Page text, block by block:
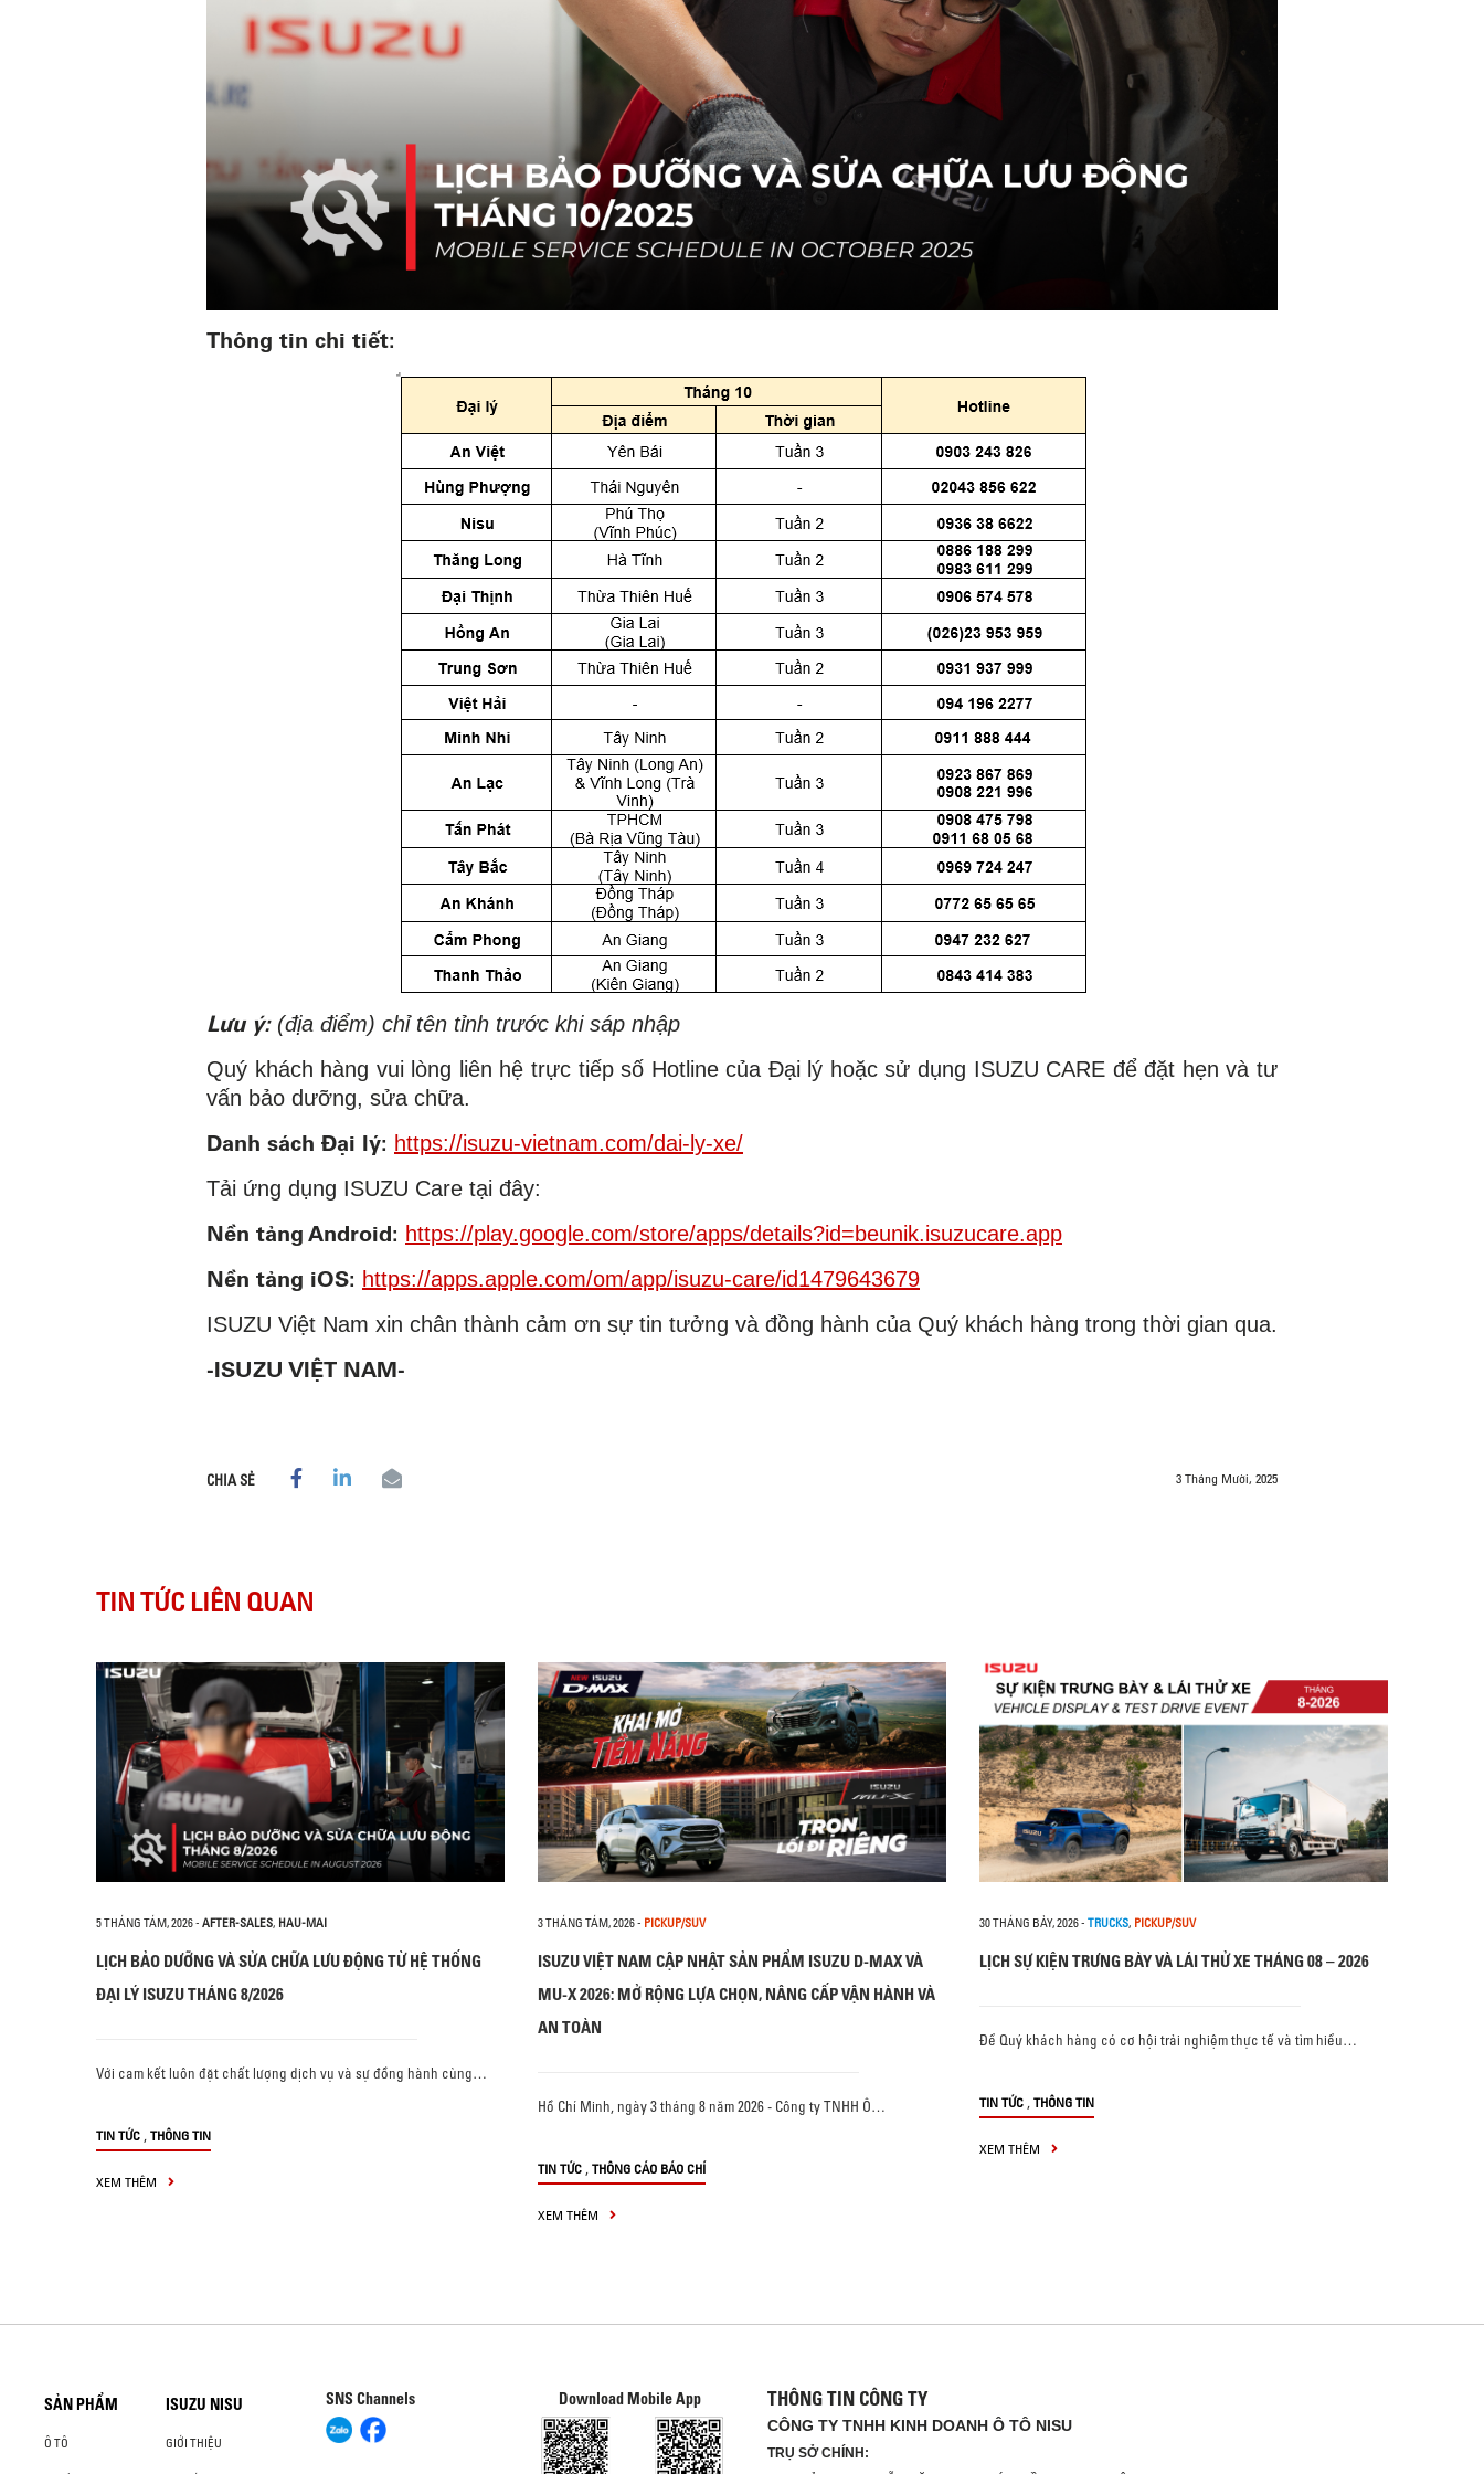
Thông tin chi tiết:
Lưu ý:(địa điểm) chỉ tên tỉnh trước khi sáp nhập
Quý khách hàng vui lòng liên hệ trực tiếp số Hotline của Đại lý hoặc sử dụng ISUZU CARE để đặt hẹn và tư
vấn bảo dưỡng, sửa chữa.
Danh sách Đại lý: https://isuzu-vietnam.com/dai-ly-xe/
Tải ứng dụng ISUZU Care tại đây:
Nền tảng Android: https://play.google.com/store/apps/details?id=beunik.isuzucare.app
Nền tảng iOS: https://apps.apple.com/om/app/isuzu-care/id1479643679
ISUZU Việt Nam xin chân thành cảm ơn sự tin tưởng và đồng hành của Quý khách hàng trong thời gian qua.
-ISUZU VIỆT NAM-
CHIA SẺ 3 Tháng Mười, 2025
TIN TỨC LIÊN QUAN
5 THÁNG TÁM, 2026- AFTER-SALES, HAU-MAI
LỊCH BẢO DƯỠNG VÀ SỬA CHỮA LƯU ĐỘNG TỪ HỆ THỐNG
ĐẠI LÝ ISUZU THÁNG 8/2026
Với cam kết luôn đặt chất lượng dịch vụ và sự đồng hành cùng…
TIN TỨC , THÔNG TIN
XEM THÊM
3 THÁNG TÁM, 2026- PICKUP/SUV
ISUZU VIỆT NAM CẬP NHẬT SẢN PHẨM ISUZU D-MAX VÀ
MU-X 2026: MỞ RỘNG LỰA CHỌN, NÂNG CẤP VẬN HÀNH VÀ
AN TOÀN
Hồ Chí Minh, ngày 3 tháng 8 năm 2026 - Công ty TNHH Ô…
TIN TỨC , THÔNG CÁO BÁO CHÍ
XEM THÊM
30 THÁNG BẢY, 2026- TRUCKS, PICKUP/SUV
LỊCH SỰ KIỆN TRƯNG BÀY VÀ LÁI THỬ XE THÁNG 08 – 2026
Để Quý khách hàng có cơ hội trải nghiệm thực tế và tìm hiểu…
TIN TỨC , THÔNG TIN
XEM THÊM
SẢN PHẨM
Ô TÔ
ISUZU NISU
GIỚI THIỆU
SNS Channels Download Mobile App THÔNG TIN CÔNG TY
CÔNG TY TNHH KINH DOANH Ô TÔ NISU
TRỤ SỞ CHÍNH: